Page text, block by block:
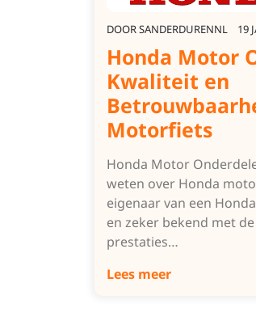
DOORSANDERDURENNL 19
Honda Motor
Kwaliteit en
Motorfiets
Honda Motor
weten over Honda
eigenaar van een
en zeker bekend met
prestaties…
Lees meer